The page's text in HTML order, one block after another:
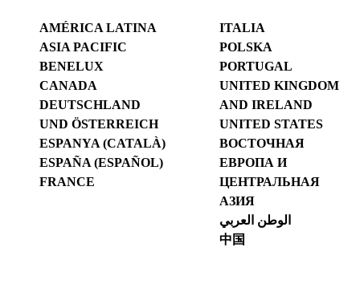
AMÉRICA LATINA
ASIA PACIFIC
BENELUX
CANADA
DEUTSCHLAND
UND ÖSTERREICH
ESPANYA (CATALÀ)
ESPAÑA (ESPAÑOL)
FRANCE
ITALIA
POLSKA
PORTUGAL
UNITED KINGDOM
AND IRELAND
UNITED STATES
ВОСТОЧНАЯ
ЕВРОПА И
ЦЕНТРАЛЬНАЯ
АЗИЯ
الوطن العربي
中国